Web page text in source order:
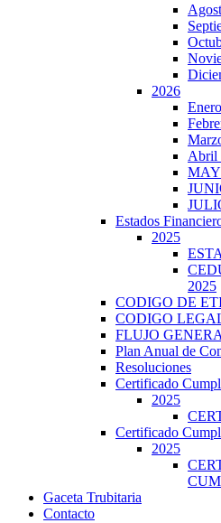
2026
Abril
Estados
2025
2025
CODIGO DE
CODIGO
FLUJO
Plan Anual de
Resoluciones
Certificado
2025
Certificado
2025
Gaceta Trubitaria
Contacto